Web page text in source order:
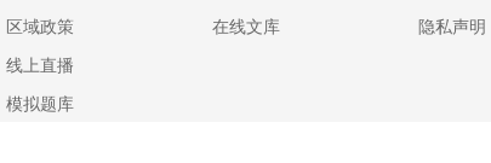
区域政策
线上直播
模拟题库
在线文库
隐私声明